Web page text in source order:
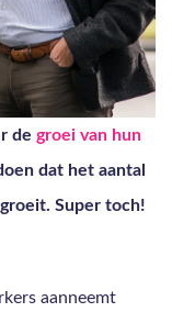
de groei van hun
dat het aantal
Super toch!
aanneemt